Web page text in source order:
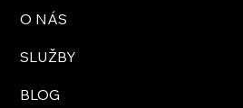
O NÁS
SLUŽBY
BLOG